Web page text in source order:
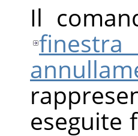
Il
eseguite